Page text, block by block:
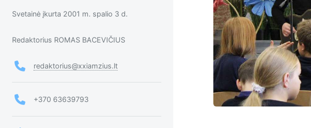
Svetainė įkurta 2001 m. spalio 3 d.
Redaktorius ROMAS BACEVIČIUS
redaktorius@xxiamzius.lt
+370 63639793